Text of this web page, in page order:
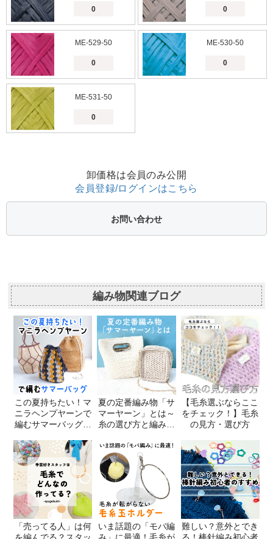
ME-529-50 ME-530-50
ME-531-50
卸価格は会員のみ公開
会員登録/ログインはこちら
お問い合わせ